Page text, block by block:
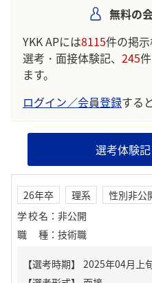
無料の
YKK APには8115件の掲
選考・面接体験記、 245
ます。
ログイン／会員登録する
選考体験
26年卒 理系
性別非公
学校名 ： 非公開
職種 ： 技術職